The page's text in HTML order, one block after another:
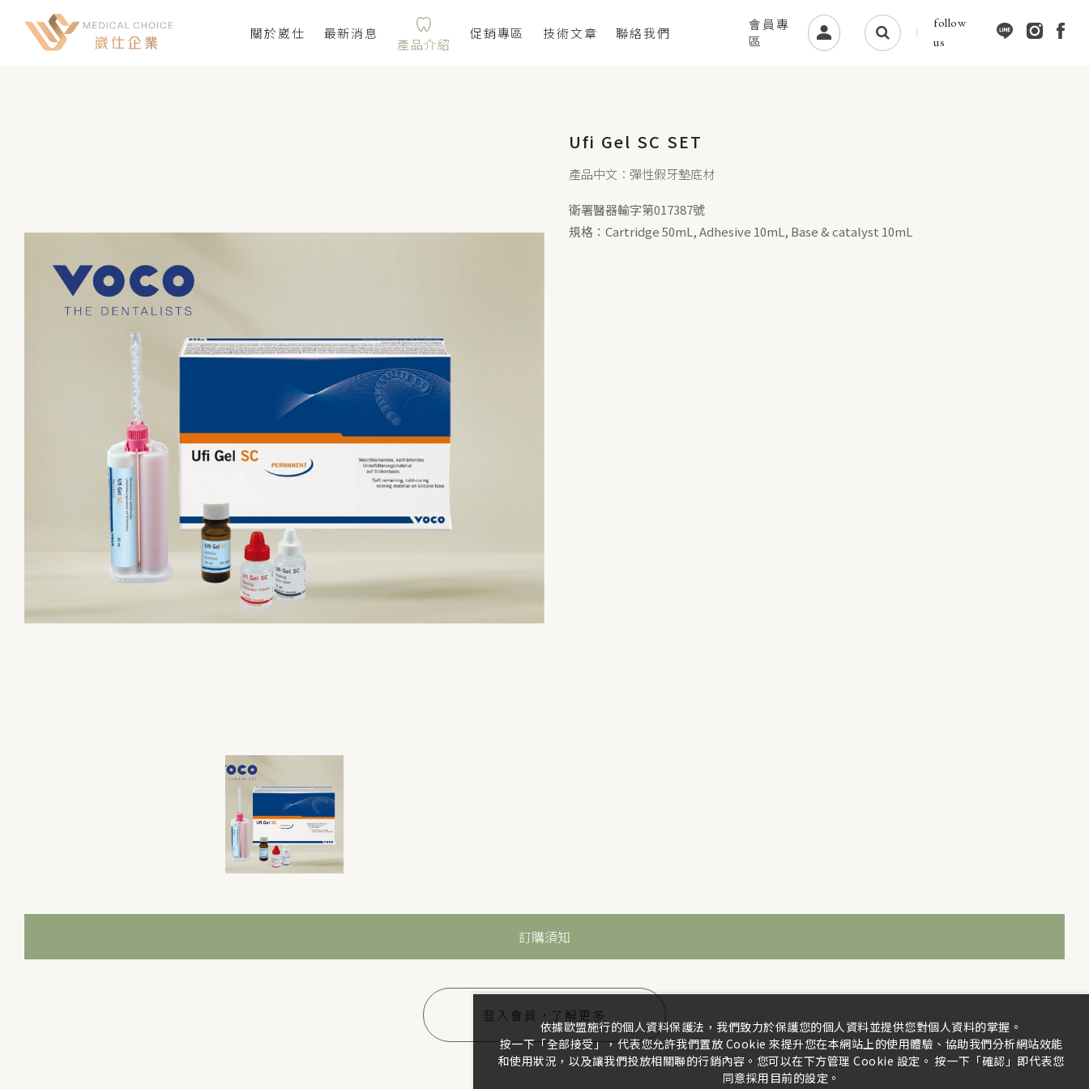
關於崴仕 最新消息
產品介紹
促銷專區 技術文章 聯絡我們
會員專
區
follow
us
Ufi Gel SC SET
產品中文：彈性假牙墊底材
衛署醫器輸字第017387號
規格：Cartridge 50mL, Adhesive 10mL, Base & catalyst 10mL
訂購須知
登入會員，了解更多
依據歐盟施行的個人資料保護法，我們致力於保護您的個人資料並提供您對個人資料的掌握。
按一下「全部接受」，代表您允許我們置放 Cookie 來提升您在本網站上的使用體驗、協助我們分析網站效能
和使用狀況，以及讓我們投放相關聯的行銷內容。您可以在下方管理 Cookie 設定。 按一下「確認」即代表您
同意採用目前的設定。